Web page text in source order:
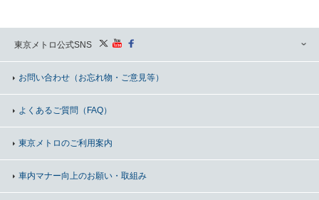
東京メトロ公式SNS
お問い合わせ （お忘れ物・ご意見等）
よくあるご質問（FAQ）
東京メトロのご利用案内
車内マナー向上のお願い・取組み